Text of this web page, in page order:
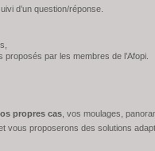
d’un question/réponse.
par les membres de l’Afopi.
propres cas, vos moulages,
vous proposerons des solutions